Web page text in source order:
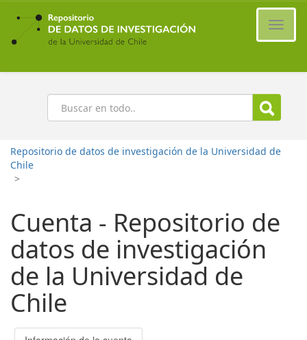
Ir
contenido
principal
Buscar
Repositorio de datos de investigación de la Universidad de
Chile
>
Cuenta - Repositorio de
datos de investigación
de la Universidad de
Chile